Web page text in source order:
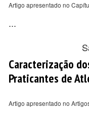
Artigo apresentado no
...
Caracterização
Praticantes de
Artigo apresentado no